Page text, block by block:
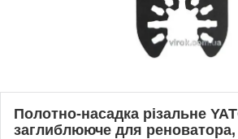
Полотно-насадка різальне
заглиблююче для